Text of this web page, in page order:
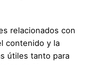
relacionados con
contenido y la
útiles tanto para